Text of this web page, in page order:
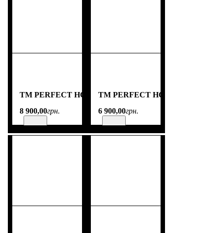
TM PERFECT HOME
8 900,00грн.
TM PERFECT HOME
6 900,00грн.